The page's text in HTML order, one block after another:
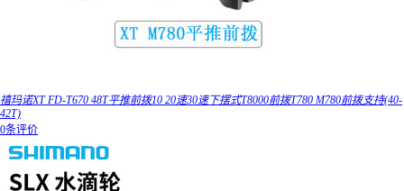
禧玛诺XT FD-T670 48T平推前拨10 20速30速下摆式T8000前拨T780 M780前拨支持(40-
42T)
0条评价